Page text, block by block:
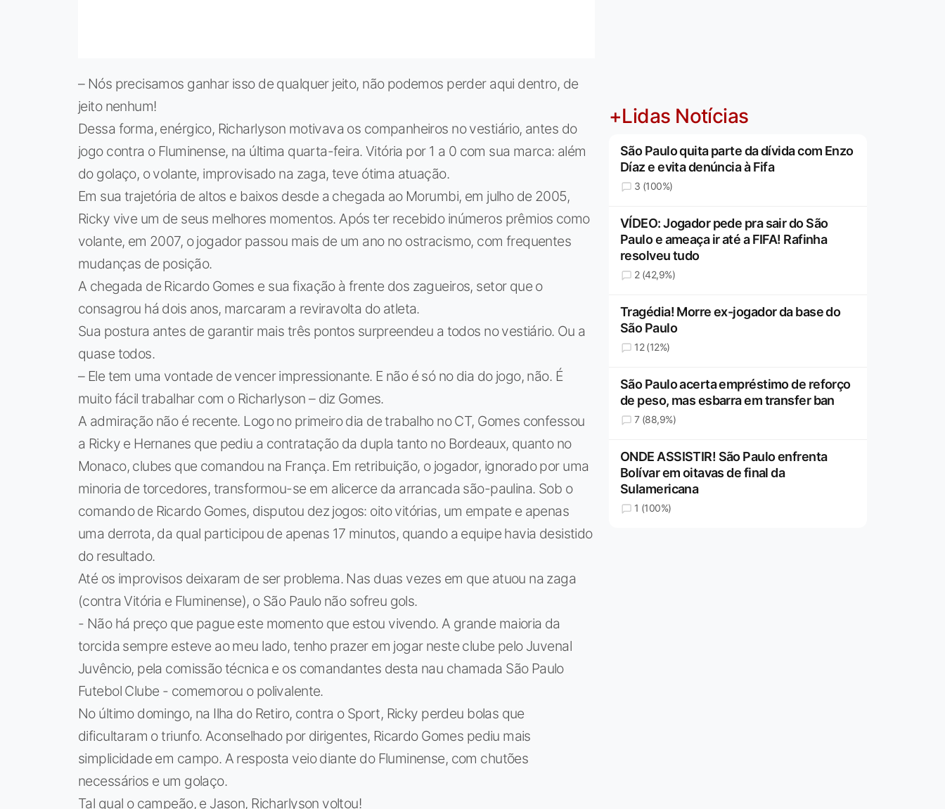
– Nós precisamos ganhar isso de qualquer jeito, não podemos perder aqui dentro, de
jeito nenhum!
Dessa forma, enérgico, Richarlyson motivava os companheiros no vestiário, antes do
jogo contra o Fluminense, na última quarta-feira. Vitória por 1 a 0 com sua marca: além
do golaço, o volante, improvisado na zaga, teve ótima atuação.
Em sua trajetória de altos e baixos desde a chegada ao Morumbi, em julho de 2005,
Ricky vive um de seus melhores momentos. Após ter recebido inúmeros prêmios como
volante, em 2007, o jogador passou mais de um ano no ostracismo, com frequentes
mudanças de posição.
A chegada de Ricardo Gomes e sua fixação à frente dos zagueiros, setor que o
consagrou há dois anos, marcaram a reviravolta do atleta.
Sua postura antes de garantir mais três pontos surpreendeu a todos no vestiário. Ou a
quase todos.
– Ele tem uma vontade de vencer impressionante. E não é só no dia do jogo, não. É
muito fácil trabalhar com o Richarlyson – diz Gomes.
A admiração não é recente. Logo no primeiro dia de trabalho no CT, Gomes confessou
a Ricky e Hernanes que pediu a contratação da dupla tanto no Bordeaux, quanto no
Monaco, clubes que comandou na França. Em retribuição, o jogador, ignorado por uma
minoria de torcedores, transformou-se em alicerce da arrancada são-paulina. Sob o
comando de Ricardo Gomes, disputou dez jogos: oito vitórias, um empate e apenas
uma derrota, da qual participou de apenas 17 minutos, quando a equipe havia desistido
do resultado.
Até os improvisos deixaram de ser problema. Nas duas vezes em que atuou na zaga
(contra Vitória e Fluminense), o São Paulo não sofreu gols.
- Não há preço que pague este momento que estou vivendo. A grande maioria da
torcida sempre esteve ao meu lado, tenho prazer em jogar neste clube pelo Juvenal
Juvêncio, pela comissão técnica e os comandantes desta nau chamada São Paulo
Futebol Clube - comemorou o polivalente.
No último domingo, na Ilha do Retiro, contra o Sport, Ricky perdeu bolas que
dificultaram o triunfo. Aconselhado por dirigentes, Ricardo Gomes pediu mais
simplicidade em campo. A resposta veio diante do Fluminense, com chutões
necessários e um golaço.
Tal qual o campeão, e Jason, Richarlyson voltou!
+Lidas Notícias
São Paulo quita parte da dívida com Enzo
Díaz e evita denúncia à Fifa
3 (100%)
VÍDEO: Jogador pede pra sair do São
Paulo e ameaça ir até a FIFA! Rafinha
resolveu tudo
2 (42,9%)
Tragédia! Morre ex-jogador da base do
São Paulo
12 (12%)
São Paulo acerta empréstimo de reforço
de peso, mas esbarra em transfer ban
7 (88,9%)
ONDE ASSISTIR! São Paulo enfrenta
Bolívar em oitavas de final da
Sulamericana
1 (100%)